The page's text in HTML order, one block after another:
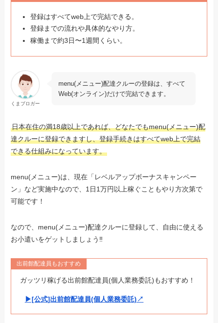
登録はすべてweb上で完結できる。
登録までの流れや具体的なやり方。
稼働まで約3日〜1週間くらい。
くまブロガー
menu(メニュー)配達クルーの登録は、すべて
Web(オンライン)だけで完結できます。
日本在住の満18歳以上であれば、どなたでもmenu(メニュー)配
達クルーに登録できますし、登録手続きはすべてweb上で完結
できる仕組みになっています。
menu(メニュー)は、現在「レベルアップボーナスキャンペー
ン」など実施中なので、1日1万円以上稼ぐこともやり方次第で
可能です！
なので、menu(メニュー)配達クルーに登録して、自由に使える
お小遣いをゲットしましょう‼︎
出前館配達員もおすすめ
ガッツリ稼げる出前館配達員(個人業務委託)もおすすめ！
▶︎[公式]出前館配達員(個人業務委託)↗︎